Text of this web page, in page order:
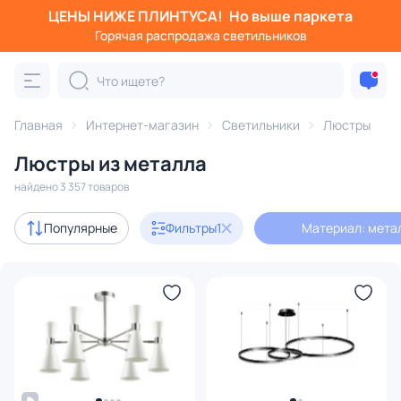
ЦЕНЫ НИЖЕ ПЛИНТУСА! Но выше паркета
Горячая распродажа светильников
Главная Интернет-магазин Светильники Люстры
Люстры из металла
найдено 3 357 товаров
Популярные Фильтры1 Материал:
Фильтры
Категория:
подвесные потолочные
Акции 443
Дизайнерский свет 402
В наличии 2644
Доставка